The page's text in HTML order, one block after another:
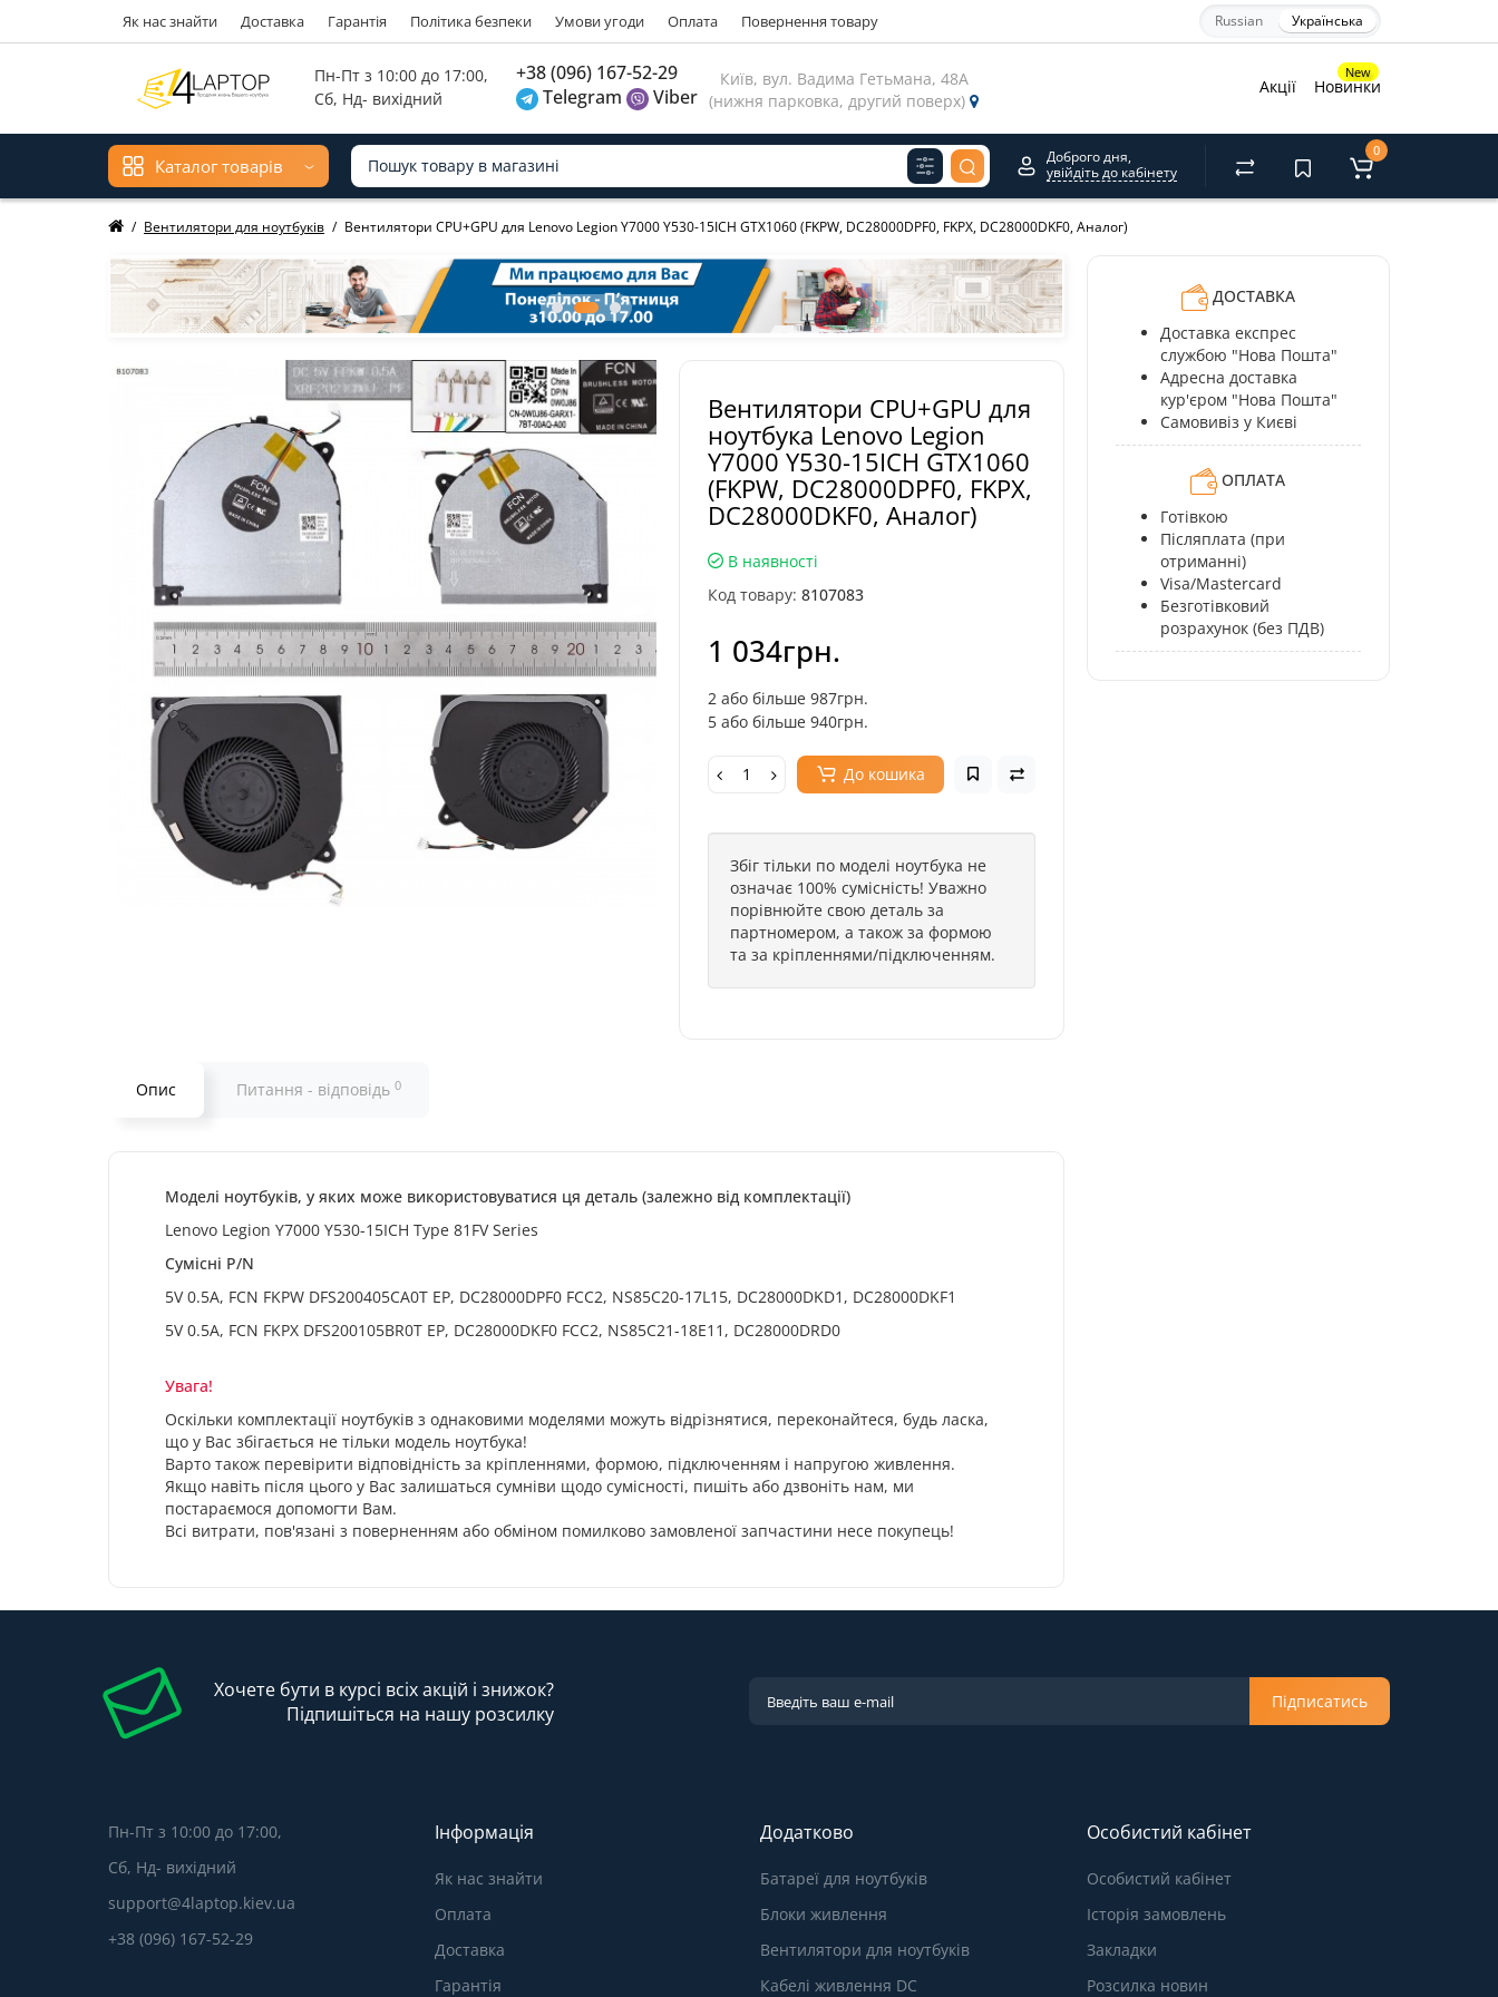
Як нас знайти Доставка Гарантія Політика безпеки Умови угоди Оплата Повернення товару Russian Українська
Пн-Пт з 10:00 до 17:00,
Сб, Нд- вихідний
+38 (096) 167-52-29
Telegram
Viber
Київ, вул. Вадима Гетьмана, 48А
(нижня парковка, другий поверх)
Акції
New
Новинки
Каталог товарів
Доброго дня,
увійдіть до кабінету
0
Вентилятори для ноутбуків Вентилятори CPU+GPU для Lenovo Legion Y7000 Y530-15ICH GTX1060 (FKPW, DC28000DPF0, FKPX, DC28000DKF0, Аналог)
Мова магазину
Russian
Українська
Закрити
Вентилятори CPU+GPU для
ноутбука Lenovo Legion
Y7000 Y530-15ICH GTX1060
(FKPW, DC28000DPF0, FKPX,
DC28000DKF0, Аналог)
В наявності
Код товару: 8107083
1 034грн.
2 або більше 987грн.
5 або більше 940грн.
До кошика
Збіг тільки по моделі ноутбука не
означає 100% сумісність! Уважно
порівнюйте свою деталь за
партномером, а також за формою
та за кріпленнями/підключенням.
Опис Питання - відповідь 0
Моделі ноутбуків, у яких може використовуватися ця деталь (залежно від комплектації)
Lenovo Legion Y7000 Y530-15ICH Type 81FV Series
Сумісні P/N
5V 0.5A, FCN FKPW DFS200405CA0T EP, DC28000DPF0 FCC2, NS85C20-17L15, DC28000DKD1, DC28000DKF1
5V 0.5A, FCN FKPX DFS200105BR0T EP, DC28000DKF0 FCC2, NS85C21-18E11, DC28000DRD0
Увага!
Оскільки комплектації ноутбуків з однаковими моделями можуть відрізнятися, переконайтеся, будь ласка,
що у Вас збігається не тільки модель ноутбука!
Варто також перевірити відповідність за кріпленнями, формою, підключенням і напругою живлення.
Якщо навіть після цього у Вас залишаться сумніви щодо сумісності, пишіть або дзвоніть нам, ми
постараємося допомогти Вам.
Всі витрати, пов'язані з поверненням або обміном помилково замовленої запчастини несе покупець!
ДОСТАВКА
Доставка експрес
службою "Нова Пошта"
Адресна доставка
кур'єром "Нова Пошта"
Самовивіз у Києві
ОПЛАТА
Готівкою
Післяплата (при
отриманні)
Visa/Mastercard
Безготівковий
розрахунок (без ПДВ)
Хочете бути в курсі всіх акцій і знижок?
Підпишіться на нашу розсилку
Підписатись
Пн-Пт з 10:00 до 17:00,
Сб, Нд- вихідний
support@4laptop.kiev.ua
+38 (096) 167-52-29
Інформація
Як нас знайти
Оплата
Доставка
Гарантія
Додатково
Батареї для ноутбуків
Блоки живлення
Вентилятори для ноутбуків
Кабелі живлення DC
Особистий кабінет
Особистий кабінет
Історія замовлень
Закладки
Розсилка новин